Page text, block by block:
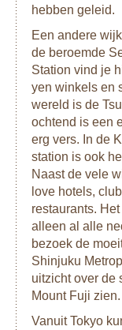
hebben geleid.
Een andere
de beroemde
Station vind je
yen winkels en
wereld is de
ochtend is een
erg vers. In de
station is ook
Naast de vele
love hotels,
restaurants.
alleen al alle
bezoek de
Shinjuku
uitzicht over de
Mount Fuji zien.
Vanuit Tokyo